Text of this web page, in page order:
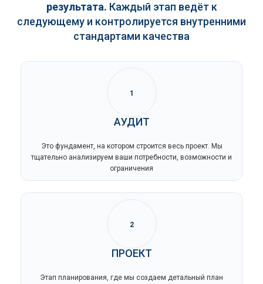
результата. Каждый этап ведёт к
следующему и контролируется внутренними
стандартами качества
1
АУДИТ
Это фундамент, на котором строится весь проект. Мы
тщательно анализируем ваши потребности, возможности и
ограничения
2
ПРОЕКТ
Этап планирования, где мы создаем детальный план